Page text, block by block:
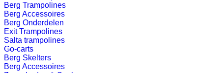
Berg Trampolines
Berg Accessoires
Berg Onderdelen
Exit Trampolines
Salta trampolines
Go-carts
Berg Skelters
Berg Accessoires